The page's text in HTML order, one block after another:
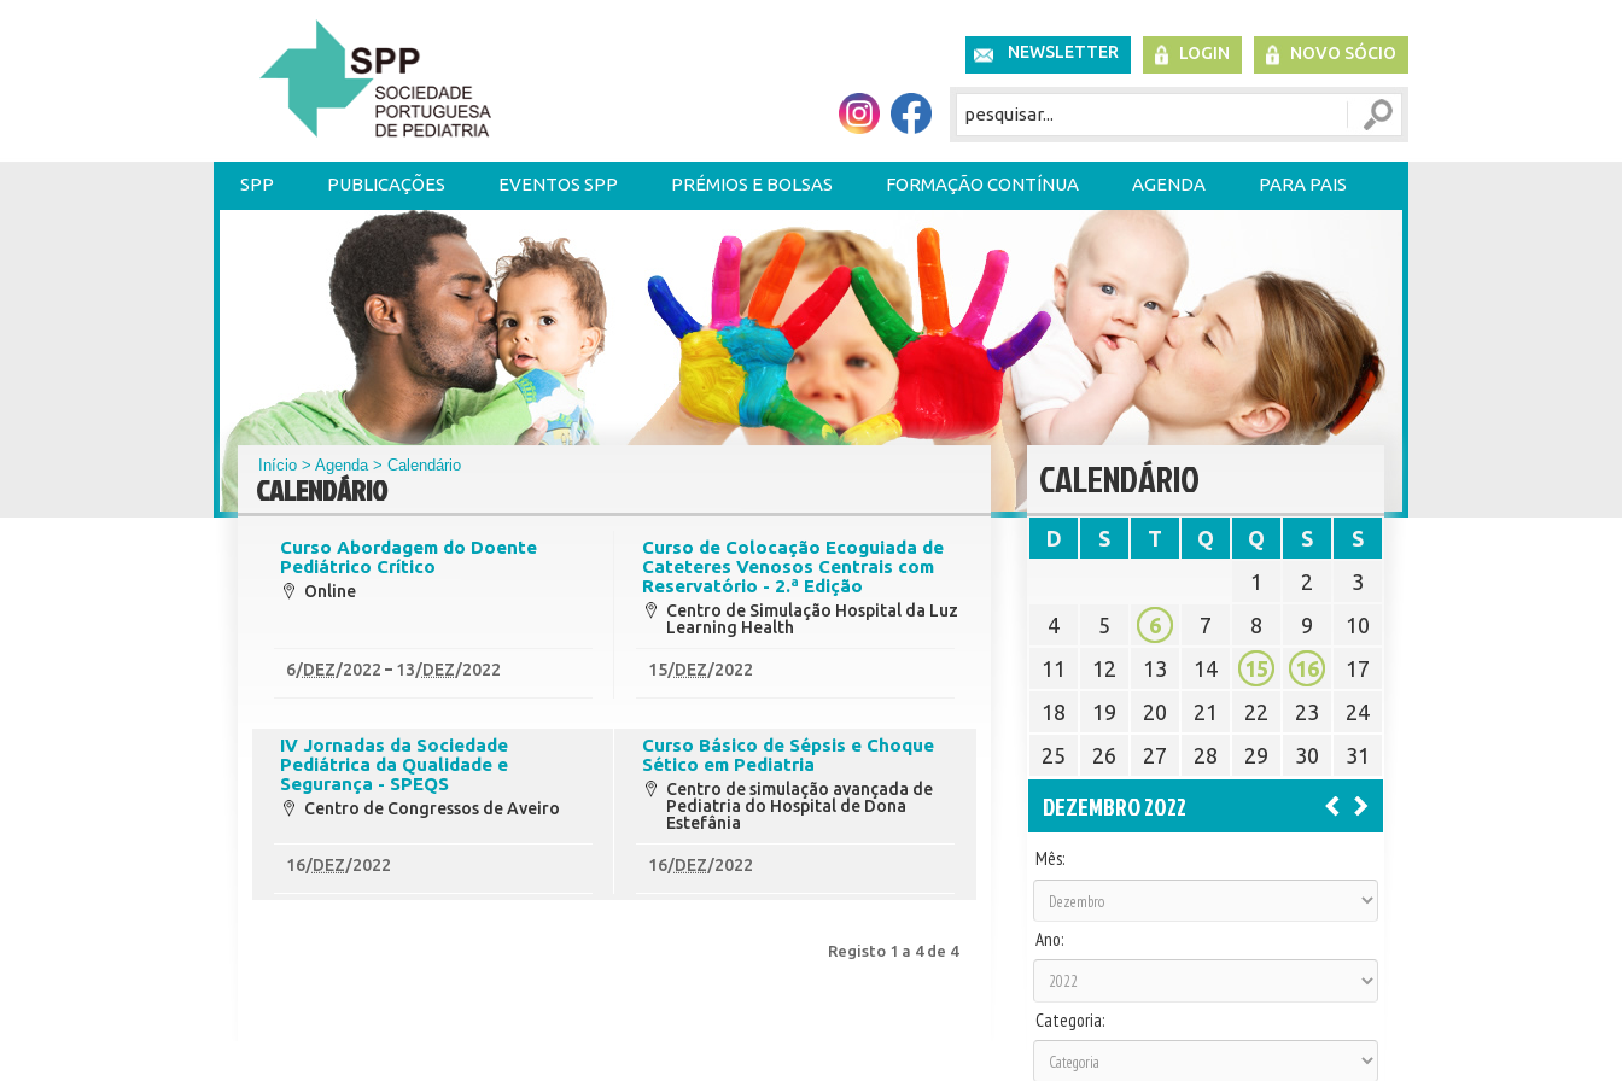
NEWSLETTER LOGIN NOVO SÓCIO
SPP PUBLICAÇÕES EVENTOS SPP PRÉMIOS E BOLSAS FORMAÇÃO CONTÍNUA AGENDA PARA PAIS
Início >Agenda> Calendário
CALENDÁRIO
Curso Abordagem do Doente
Pediátrico Crítico
Online
6/DEZ/2022 13/DEZ/2022
Curso de Colocação Ecoguiada de
Cateteres Venosos Centrais com
Reservatório - 2.ª Edição
Centro de Simulação Hospital da Luz
Learning Health
15/DEZ/2022
IV Jornadas da Sociedade
Pediátrica da Qualidade e
Segurança - SPEQS
Centro de Congressos de Aveiro
16/DEZ/2022
Curso Básico de Sépsis e Choque
Sético em Pediatria
Centro de simulação avançada de
Pediatria do Hospital de Dona
Estefânia
16/DEZ/2022
Registo 1 a 4 de 4
CALENDÁRIO
D S T Q Q S
S
1
2
3
4
5 6 7 8 9
10
11
12 13 14 15 16
17
18
19 20 21 22 23
24
25
26 27 28 29 30 31
DEZEMBRO 2022
Mês:
Ano:
Categoria: